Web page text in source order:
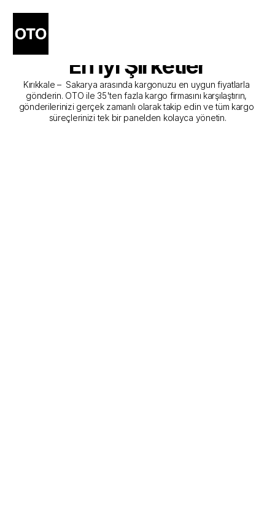
Kırıkkale - Sakarya Kargo
Gönderim Hizmeti Sunan
En İyi Şirketler
Kırıkkale –  Sakarya arasında kargonuzu en uygun fiyatlarla
gönderin. OTO ile 35'ten fazla kargo firmasını karşılaştırın,
gönderilerinizi gerçek zamanlı olarak takip edin ve tüm kargo
süreçlerinizi tek bir panelden kolayca yönetin.